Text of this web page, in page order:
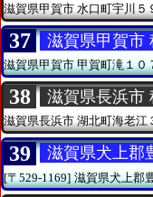
滋賀県甲賀市 水口町宇川５
37 滋賀県甲賀市
滋賀県甲賀市甲賀町滝１０
38 滋賀県長浜市
滋賀県長浜市湖北町海老江
39 滋賀県犬上郡
[〒529-1169] 滋賀県犬上郡